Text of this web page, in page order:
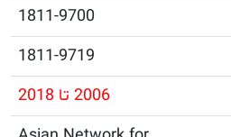
1811-9700
1811-9719